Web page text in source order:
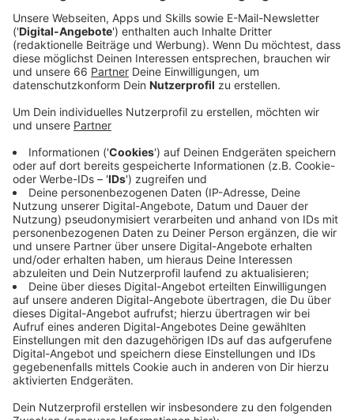
erkennen ist: Besonders gestiegen ist die
Arbeitslosigkeit bei Menschen mit Behinderungen.
Veröffentlicht: Donnerstag, 30.11.2023 12:50
Anzeige
Die arbeitslosen Menschen in Düsseldorf würden
"noch zu wenig von der aktuellen Gesamtsituation
profitieren", kommentiert die Agentur für Arbeit die
heute (30. November 2023) erschienene Statistik.
Besonders gestiegen ist außerdem die
Arbeitslosigkeit bei Menschen mit Behinderungen: Hier
liegt die Zahl rund sieben Prozent höher als im Vorjahr.
Ursachen sind hier oft mangelnde Qualifikationen oder
gesundheitliche Probleme, die dazu führen, dass Jobs
nicht mehr ausgeführt werden können. Die Agentur für
Arbeit betont aber, dass sie ein breites Angebot zur
Förderung von Menschen mit Behinderung bereithält
Handicap zu engagieren.